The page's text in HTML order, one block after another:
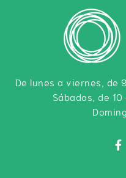
De lunes a viernes, de
Sábados, de